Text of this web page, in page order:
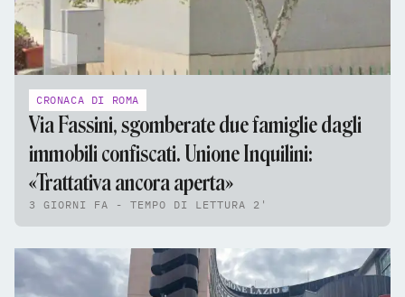
CRONACA DI ROMA
Via Fassini, sgomberate due famiglie dagli
immobili confiscati. Unione Inquilini:
«Trattativa ancora aperta»
3 GIORNI FA - TEMPO DI LETTURA 2'